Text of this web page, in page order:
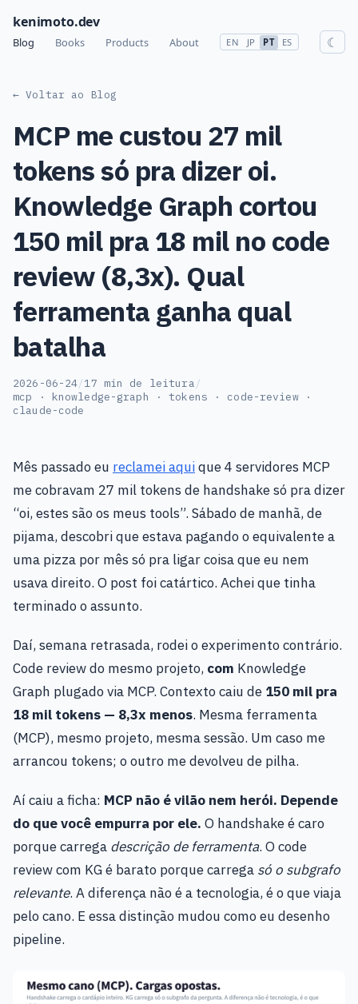
kenimoto.dev
Blog Books Products About EN JP PT ES ☾
← Voltar ao Blog
MCP me custou 27 mil
tokens só pra dizer oi.
Knowledge Graph cortou
150 mil pra 18 mil no code
review (8,3x). Qual
ferramenta ganha qual
batalha
2026-06-24/17 min de leitura/
mcp · knowledge-graph · tokens · code-review ·
claude-code
Mês passado eu reclamei aquique 4 servidores MCP
me cobravam 27 mil tokens de handshake só pra dizer
“oi, estes são os meus tools”. Sábado de manhã, de
pijama, descobri que estava pagando o equivalente a
uma pizza por mês só pra ligar coisa que eu nem
usava direito. O post foi catártico. Achei que tinha
terminado o assunto.
Daí, semana retrasada, rodei o experimento contrário.
Code review do mesmo projeto, com Knowledge
Graph plugado via MCP. Contexto caiu de 150 mil pra
18 mil tokens — 8,3x menos. Mesma ferramenta
(MCP), mesmo projeto, mesma sessão. Um caso me
arrancou tokens; o outro me devolveu de pilha.
Aí caiu a ficha: MCP não é vilão nem herói. Depende
do que você empurra por ele. O handshake é caro
porque carrega descrição de ferramenta. O code
review com KG é barato porque carrega só o subgrafo
relevante. A diferença não é a tecnologia, é o que viaja
pelo cano. E essa distinção mudou como eu desenho
pipeline.